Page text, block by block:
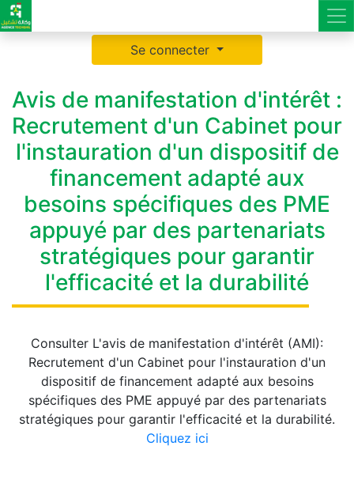
Se connecter
Avis de manifestation d'intérêt :
Recrutement d'un Cabinet pour
l'instauration d'un dispositif de
financement adapté aux
besoins spécifiques des PME
appuyé par des partenariats
stratégiques pour garantir
l'efficacité et la durabilité
Consulter L'avis de manifestation d'intérêt (AMI):
Recrutement d'un Cabinet pour l'instauration d'un
dispositif de financement adapté aux besoins
spécifiques des PME appuyé par des partenariats
stratégiques pour garantir l'efficacité et la durabilité.
Cliquez ici